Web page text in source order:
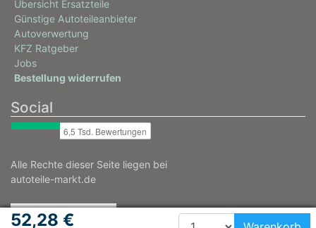
52,28 €
Übersicht Ersatzteile
Günstige Autoteileanbieter
Autoverwertung
KFZ Ratgeber
Jobs
Bestellung widerrufen
Social
Alle Rechte dieser Seite liegen bei
autoteile-markt.de